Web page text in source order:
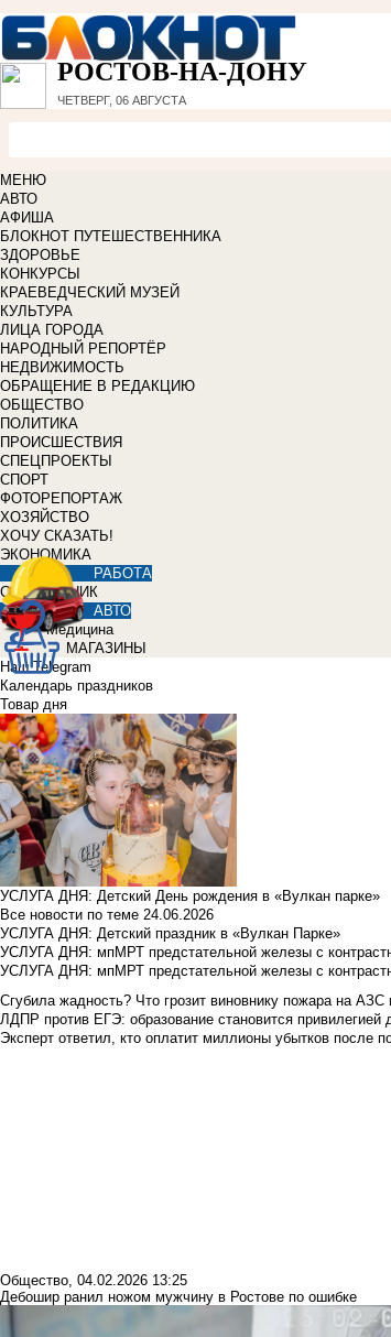
РОСТОВ-НА-ДОНУ
ЧЕТВЕРГ, 06 АВГУСТА
МЕНЮ
АВТО
АФИША
БЛОКНОТ ПУТЕШЕСТВЕННИКА
ЗДОРОВЬЕ
КОНКУРСЫ
КРАЕВЕДЧЕСКИЙ МУЗЕЙ
КУЛЬТУРА
ЛИЦА ГОРОДА
НАРОДНЫЙ РЕПОРТЁР
НЕДВИЖИМОСТЬ
ОБРАЩЕНИЕ В РЕДАКЦИЮ
ОБЩЕСТВО
ПОЛИТИКА
ПРОИСШЕСТВИЯ
СПЕЦПРОЕКТЫ
СПОРТ
ФОТОРЕПОРТАЖ
ХОЗЯЙСТВО
ХОЧУ СКАЗАТЬ!
ЭКОНОМИКА
РАБОТА
СПРАВОЧНИК
АВТО
Медицина
МАГАЗИНЫ
Наш Telegram
Календарь праздников
Товар дня
УСЛУГА ДНЯ: Детский День рождения в «Вулкан парке»
Все новости по теме 24.06.2026
УСЛУГА ДНЯ: Детский праздник в «Вулкан Парке»
УСЛУГА ДНЯ: мпМРТ предстательной железы с
УСЛУГА ДНЯ: мпМРТ предстательной железы с
Сгубила жадность? Что грозит виновнику пожара на АЗС
ЛДПР против ЕГЭ: образование становится привилегией
Эксперт ответил, кто оплатит миллионы убытков после
Общество, 04.02.2026 13:25
Дебошир ранил ножом мужчину в Ростове по ошибке